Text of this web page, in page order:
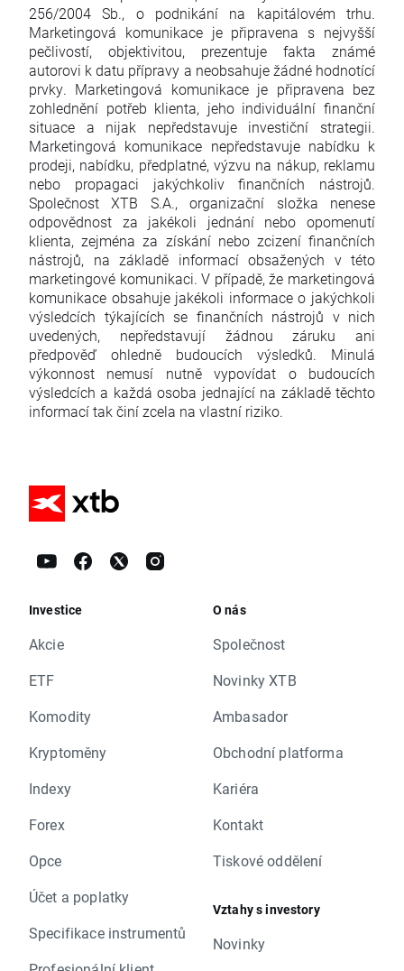
256/2004 Sb., o podnikání na kapitálovém trhu.
Marketingová komunikace je připravena s nejvyšší
pečlivostí, objektivitou, prezentuje fakta známé
autorovi k datu přípravy a neobsahuje žádné hodnotící
prvky. Marketingová komunikace je připravena bez
zohlednění potřeb klienta, jeho individuální finanční
situace a nijak nepředstavuje investiční strategii.
Marketingová komunikace nepředstavuje nabídku k
prodeji, nabídku, předplatné, výzvu na nákup, reklamu
nebo propagaci jakýchkoliv finančních nástrojů.
Společnost XTB S.A., organizační složka nenese
odpovědnost za jakékoli jednání nebo opomenutí
klienta, zejména za získání nebo zcizení finančních
nástrojů, na základě informací obsažených v této
marketingové komunikaci. V případě, že marketingová
komunikace obsahuje jakékoli informace o jakýchkoli
výsledcích týkajících se finančních nástrojů v nich
uvedených, nepředstavují žádnou záruku ani
předpověď ohledně budoucích výsledků. Minulá
výkonnost nemusí nutně vypovídat o budoucích
výsledcích a každá osoba jednající na základě těchto
informací tak činí zcela na vlastní riziko.
Investice
Akcie
ETF
Komodity
Kryptoměny
Indexy
Forex
Opce
Účet a poplatky
Specifikace instrumentů
O nás
Společnost
Novinky XTB
Ambasador
Obchodní platforma
Kariéra
Kontakt
Tiskové oddělení
Vztahy s investory
Novinky